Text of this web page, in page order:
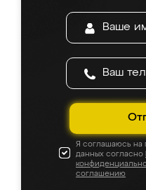
Я соглашаюсь на
данных согласно
соглашению